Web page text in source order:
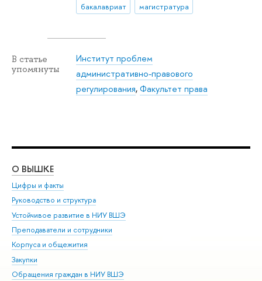
бакалавриат
магистратура
В статье
упомянуты
Институт проблем
административно-правового
регулирования,Факультет права
О ВЫШКЕ
Цифры и факты
Руководство и структура
Устойчивое развитие в НИУ ВШЭ
Преподаватели и сотрудники
Корпуса и общежития
Закупки
Обращения граждан в НИУ ВШЭ